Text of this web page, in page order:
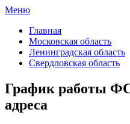
Меню
Главная
Московская область
Ленинградская область
Свердловская область
График работы
адреса